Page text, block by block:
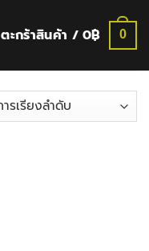
ตะกร้าสินค้า /0฿ 0